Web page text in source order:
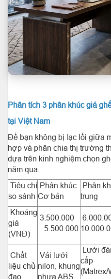
Phân tích 3 phân khúc giá
tại Việt Nam
Để bạn không bị lạc lối giữa
hợp và phân chia thị trường
dựa trên kinh nghiệm chọn
năm qua:
Tiêu chí
so sánh
Phân khúc
Cơ bản
Phân
trung
Khoảng
giá
(VNĐ)
3.500.000
– 5.500.000
Chất
liệu chủ
đạo
Vải lưới
nilon, khung
nhựa ABS
Lưới
cấp
(Matrex/